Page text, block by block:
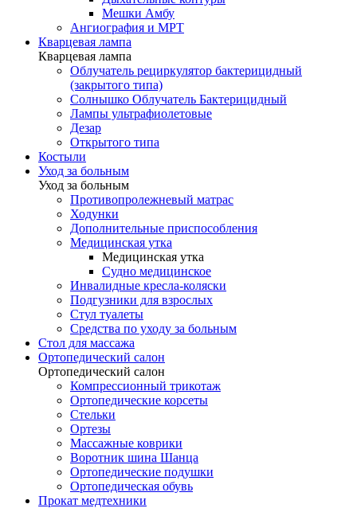
Мешки Амбу
Ангиография и МРТ
Кварцевая лампа
Кварцевая лампа
Облучатель рециркулятор бактерицидный
(закрытого типа)
Солнышко Облучатель Бактерицидный
Лампы ультрафиолетовые
Дезар
Открытого типа
Костыли
Уход за больным
Уход за больным
Противопролежневый матрас
Ходунки
Дополнительные приспособления
Медицинская утка
Медицинская утка
Судно медицинское
Инвалидные кресла-коляски
Подгузники для взрослых
Стул туалеты
Средства по уходу за больным
Cтол для массажа
Ортопедический салон
Ортопедический салон
Компрессионный трикотаж
Ортопедические корсеты
Стельки
Ортезы
Массажные коврики
Воротник шина Шанца
Ортопедические подушки
Ортопедическая обувь
Прокат медтехники